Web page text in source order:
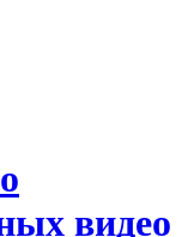
видео